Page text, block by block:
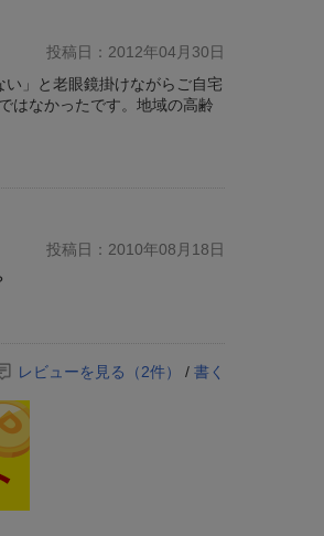
投稿日：2012年04月30日
」と老眼鏡掛けながらご自宅
はなかったです。地域の高齢
投稿日：2010年08月18日
レビューを見る（2件） / 書く